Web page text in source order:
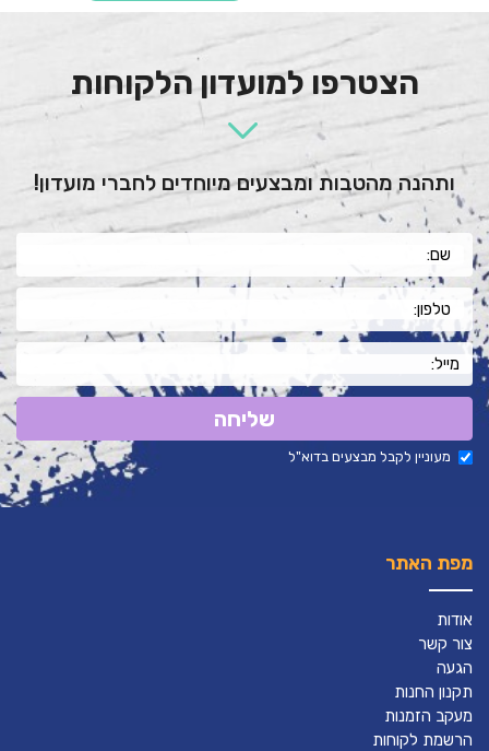
הצטרפו למועדון הלקוחות
ותהנה מהטבות ומבצעים מיוחדים לחברי מועדון!
שליחה
מעוניין לקבל מבצעים בדוא"ל
מפת האתר
אודות
צור קשר
הגעה
תקנון החנות
מעקב הזמנות
הרשמת לקוחות